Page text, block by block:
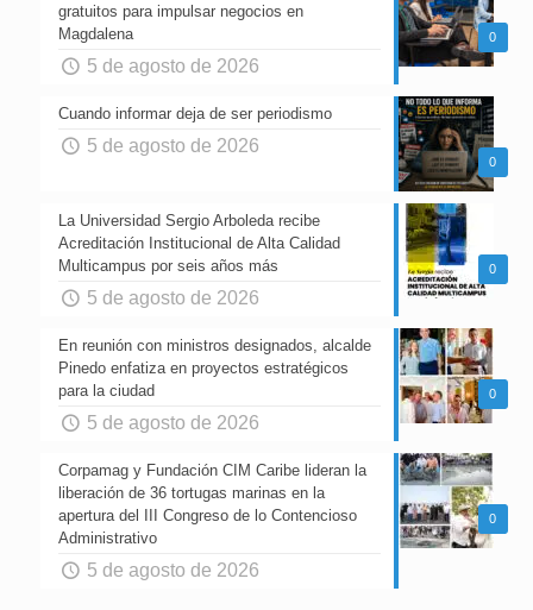
0
gratuitos para impulsar negocios en
Magdalena
5 de agosto de 2026
0
Cuando informar deja de ser periodismo
5 de agosto de 2026
0
La Universidad Sergio Arboleda recibe
Acreditación Institucional de Alta Calidad
Multicampus por seis años más
5 de agosto de 2026
0
En reunión con ministros designados, alcalde
Pinedo enfatiza en proyectos estratégicos
para la ciudad
5 de agosto de 2026
0
Corpamag y Fundación CIM Caribe lideran la
liberación de 36 tortugas marinas en la
apertura del III Congreso de lo Contencioso
Administrativo
5 de agosto de 2026